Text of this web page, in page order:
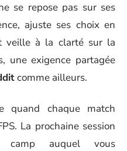
se repose pas sur ses
ajuste ses choix en
veille à la clarté sur la
une exigence partagée
comme ailleurs.
quand chaque match
La prochaine session
camp auquel vous